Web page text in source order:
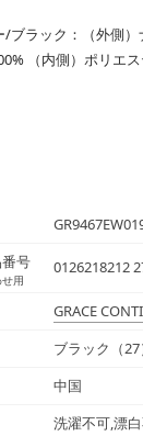
ブラック：（外側）
（内側）ポリエ
号
用
0126218212
GRACE
ブラック（27
中国
洗濯不可,漂